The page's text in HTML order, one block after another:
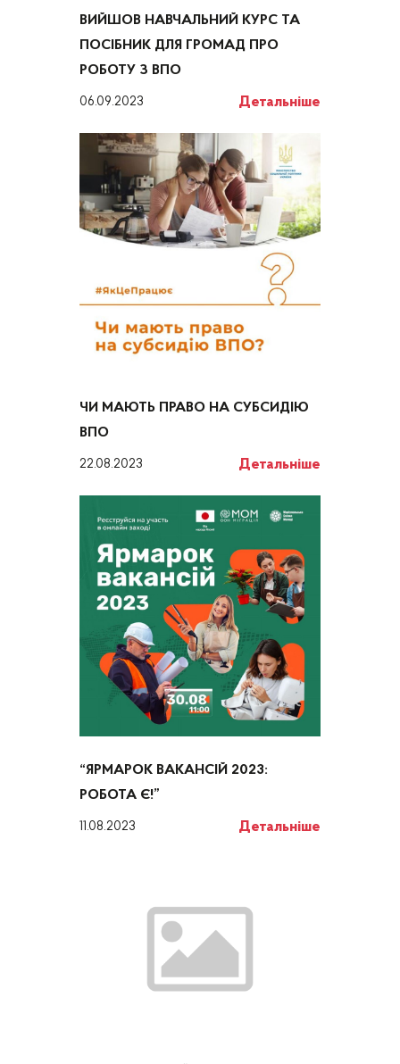
ВИЙШОВ НАВЧАЛЬНИЙ КУРС ТА
ПОСІБНИК ДЛЯ ГРОМАД ПРО
РОБОТУ З ВПО
06.09.2023 Детальніше
ЧИ МАЮТЬ ПРАВО НА СУБСИДІЮ
ВПО
22.08.2023 Детальніше
“ЯРМАРОК ВАКАНСІЙ 2023:
РОБОТА Є!”
11.08.2023 Детальніше